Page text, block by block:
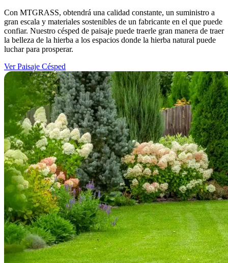
Con MTGRASS, obtendrá una calidad constante, un suministro a
gran escala y materiales sostenibles de un fabricante en el que puede
confiar. Nuestro césped de paisaje puede traerle gran manera de traer
la belleza de la hierba a los espacios donde la hierba natural puede
luchar para prosperar.
Ver Paisaje Césped